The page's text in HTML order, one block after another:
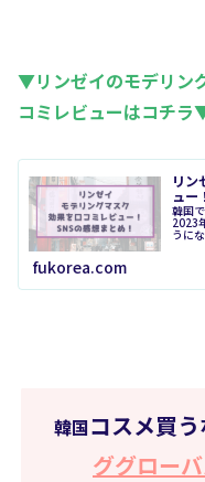
▼リンゼイのモデリン
コミレビューはコチ
リン
ュー
韓国
2023
うに
fukorea.com
韓国コスメ買う
ググロー